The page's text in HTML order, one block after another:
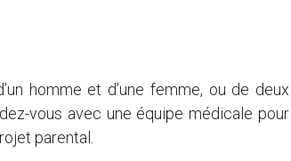
homme et d’une femme, ou de deux
vous avec une équipe médicale pour
parental.